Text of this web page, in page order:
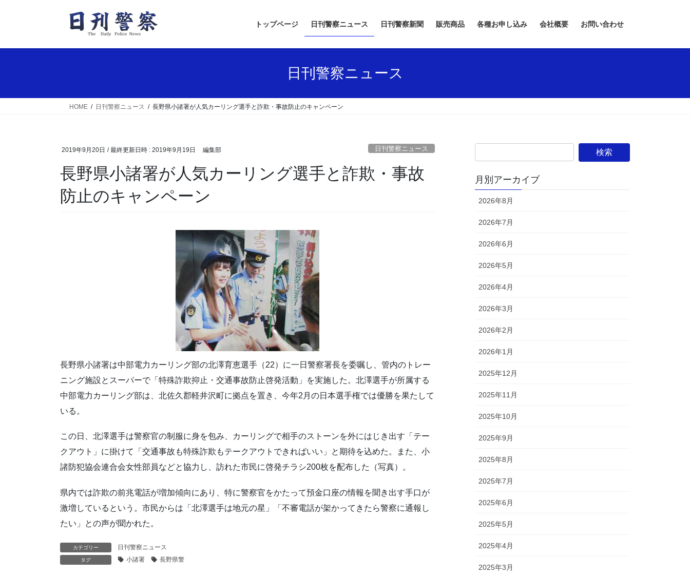
トップページ 日刊警察ニュース 日刊警察新聞 販売商品 各種お申し込み 会社概要 お問い合わせ
日刊警察ニュース
HOME 日刊警察ニュース 長野県小諸署が人気カーリング選手と詐欺・事故防止のキャンペーン
2019年9月20日 / 最終更新日時 : 2019年9月19日 編集部 日刊警察ニュース
長野県小諸署が人気カーリング選手と詐欺・事故
防止のキャンペーン
長野県小諸署は中部電力カーリング部の北澤育恵選手（22）に一日警察署長を委嘱し、管内のトレー
ニング施設とスーパーで「特殊詐欺抑止・交通事故防止啓発活動」を実施した。北澤選手が所属する
中部電力カーリング部は、北佐久郡軽井沢町に拠点を置き、今年2月の日本選手権では優勝を果たして
いる。
この日、北澤選手は警察官の制服に身を包み、カーリングで相手のストーンを外にはじき出す「テー
クアウト」に掛けて「交通事故も特殊詐欺もテークアウトできればいい」と期待を込めた。また、小
諸防犯協会連合会女性部員などと協力し、訪れた市民に啓発チラシ200枚を配布した（写真）。
県内では詐欺の前兆電話が増加傾向にあり、特に警察官をかたって預金口座の情報を聞き出す手口が
激増しているという。市民からは「北澤選手は地元の星」「不審電話が架かってきたら警察に通報し
たい」との声が聞かれた。
カテゴリー 日刊警察ニュース
タグ 小諸署 長野県警
月別アーカイブ
2026年8月
2026年7月
2026年6月
2026年5月
2026年4月
2026年3月
2026年2月
2026年1月
2025年12月
2025年11月
2025年10月
2025年9月
2025年8月
2025年7月
2025年6月
2025年5月
2025年4月
2025年3月